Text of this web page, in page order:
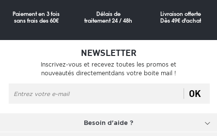
Paiement en 3 fois
sans frais des 60€
Délais de
traitement 24 / 48h
Livraison offerte
Dès 49€ d'achat
NEWSLETTER
Inscrivez-vous et recevez toutes les promos et
nouveautés directementdans votre boite mail !
OK
Besoin d'aide ?